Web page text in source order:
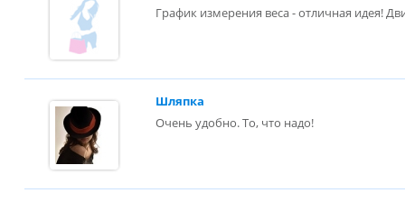
График измерения веса - отличная идея!
Шляпка
Очень удобно. То, что надо!